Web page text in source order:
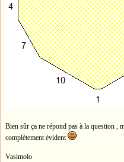
Bien sûr ça ne répond pas à la question ,
complètement évident
Vasimolo